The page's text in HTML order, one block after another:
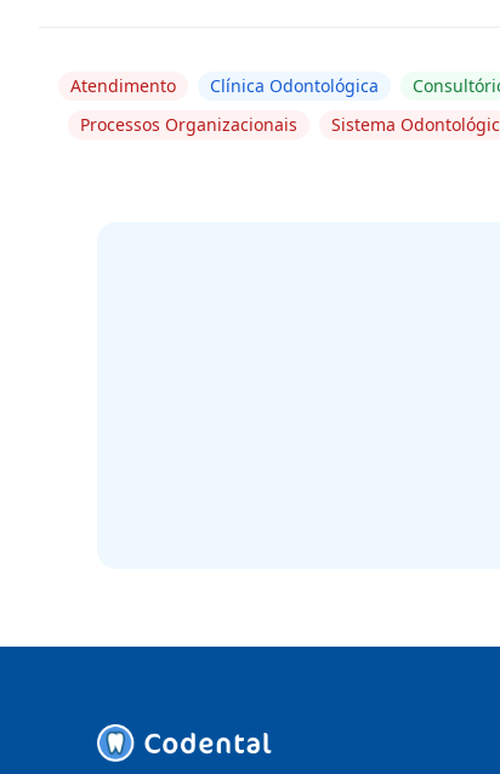
Atendimento Clínica Odontológica
Processos Organizacionais
Sistema